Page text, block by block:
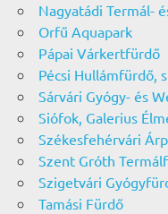
Nagyatádi Termál-
Orfű Aquapark
Pápai Várkertfürdő
Pécsi Hullámfürdő,
Sárvári Gyógy- és
Siófok, Galerius
Székesfehérvári
Szent Gróth
Szigetvári
Tamási Fürdő